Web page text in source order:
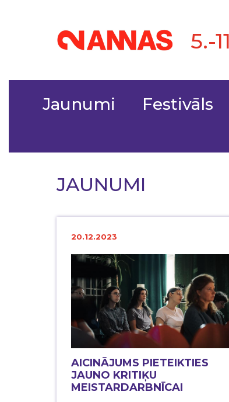
5.-
Jaunumi Festivāls
JAUNUMI
20.12.2023
AICINĀJUMS PIETEIKTIES
JAUNO KRITIĶU
MEISTARDARBNĪCAI